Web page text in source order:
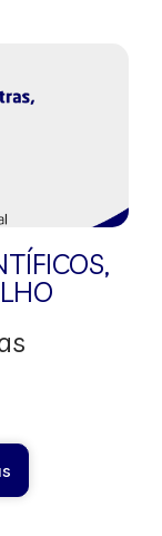
,